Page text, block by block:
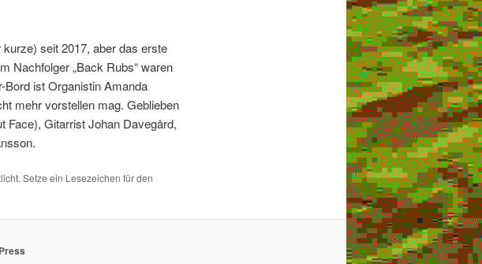
seit 2017, aber das erste
Nachfolger „Back Rubs“ waren
Bord ist Organistin Amanda
mehr vorstellen mag. Geblieben
Face), Gitarrist Johan Davegård,
Setze ein Lesezeichen für den